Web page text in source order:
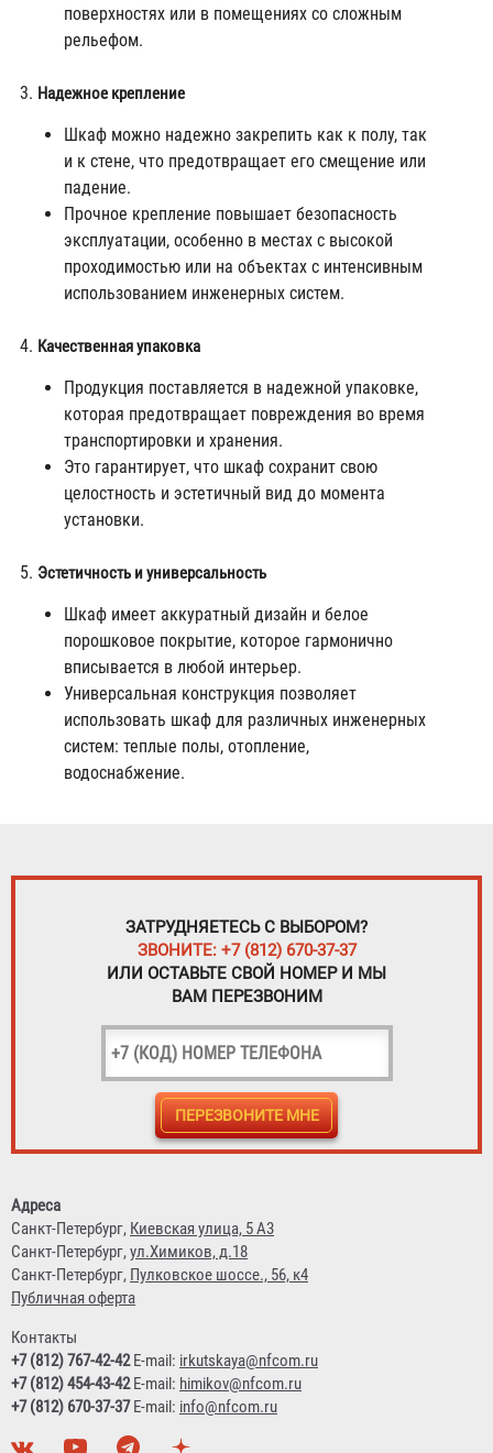
поверхностях или в помещениях со сложным
рельефом.
Надежное крепление
Шкаф можно надежно закрепить как к полу, так
и к стене, что предотвращает его смещение или
падение.
Прочное крепление повышает безопасность
эксплуатации, особенно в местах с высокой
проходимостью или на объектах с интенсивным
использованием инженерных систем.
Качественная упаковка
Продукция поставляется в надежной упаковке,
которая предотвращает повреждения во время
транспортировки и хранения.
Это гарантирует, что шкаф сохранит свою
целостность и эстетичный вид до момента
установки.
Эстетичность и универсальность
Шкаф имеет аккуратный дизайн и белое
порошковое покрытие, которое гармонично
вписывается в любой интерьер.
Универсальная конструкция позволяет
использовать шкаф для различных инженерных
систем: теплые полы, отопление,
водоснабжение.
ЗАТРУДНЯЕТЕСЬ С ВЫБОРОМ?
ЗВОНИТЕ: +7 (812) 670-37-37
ИЛИ ОСТАВЬТЕ СВОЙ НОМЕР И МЫ
ВАМ ПЕРЕЗВОНИМ
Адреса
Санкт-Петербург, Киевская улица, 5 А3
Санкт-Петербург,ул.Химиков, д.18
Санкт-Петербург, Пулковское шоссе., 56, к4
Публичная оферта
Контакты
+7 (812) 767-42-42E-mail: irkutskaya@nfcom.ru
+7 (812) 454-43-42E-mail: himikov@nfcom.ru
+7 (812) 670-37-37E-mail: info@nfcom.ru